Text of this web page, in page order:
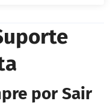
por Sair